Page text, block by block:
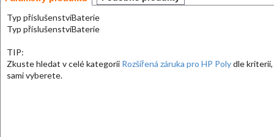
Typ příslušenstvíBaterie
Typ příslušenstvíBaterie
TIP:
Zkuste hledat v celé kategorii Rozšířená záruka pro HP Polydle
sami vyberete.